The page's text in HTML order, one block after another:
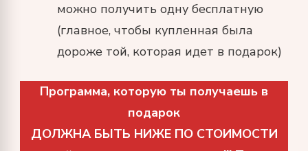
можно получить одну бесплатную
(главное, чтобы купленная была
дороже той, которая идет в подарок)
Программа, которую ты получаешь в
подарок
ДОЛЖНА БЫТЬ НИЖЕ ПО СТОИМОСТИ